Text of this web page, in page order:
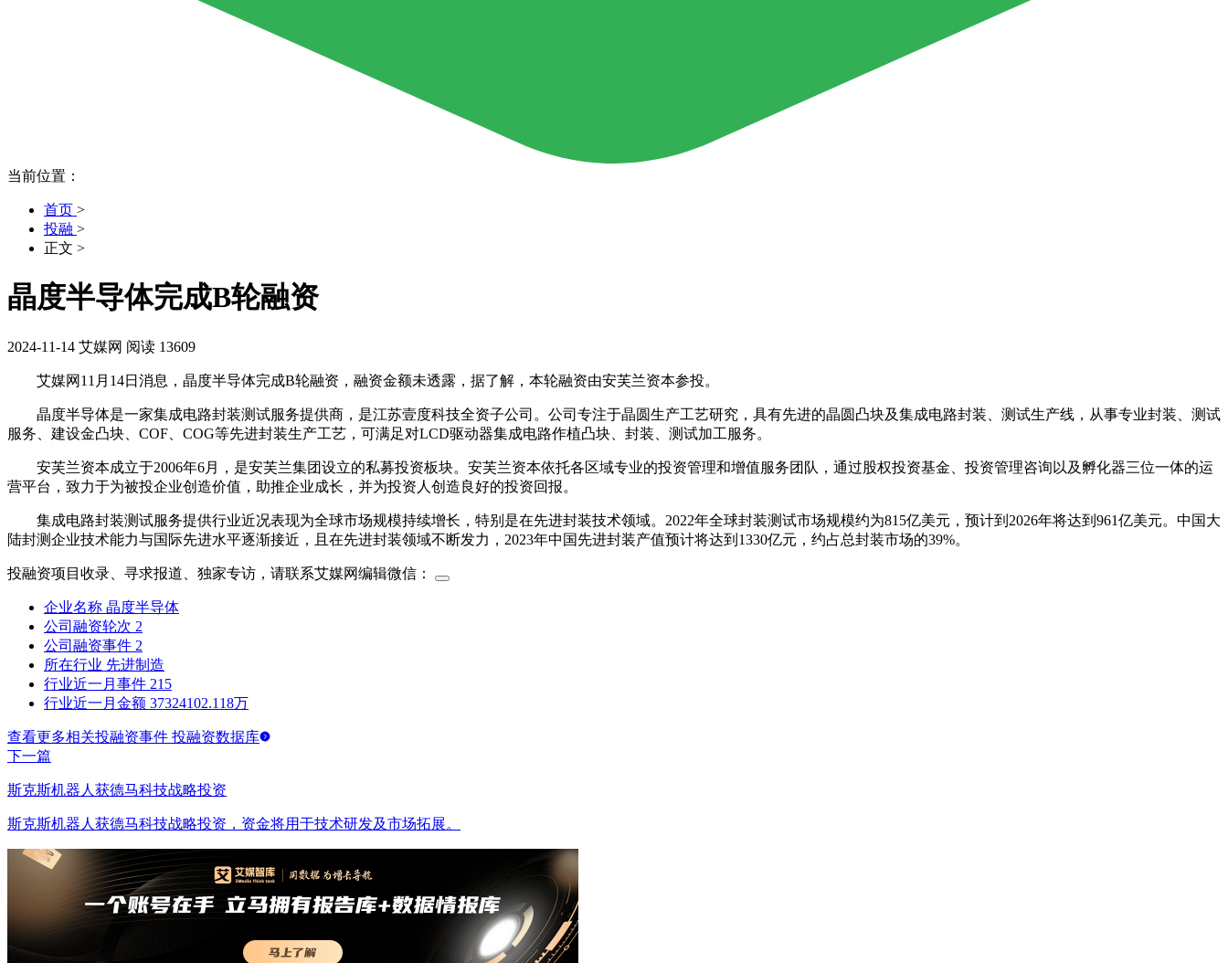
当前位置：
首页 >
投融 >
正文 >
晶度半导体完成B轮融资
2024-11-14 艾媒网 阅读 13609
艾媒网11月14日消息，晶度半导体完成B轮融资，融资金额未透露，据了解，本轮融资由安芙兰资本参投。
晶度半导体是一家集成电路封装测试服务提供商，是江苏壹度科技全资子公司。公司专注于晶圆生产工艺研究，具有先进的晶圆凸块及集成电路封装、测试生产线，从事专业封装、测试
服务、建设金凸块、COF、COG等先进封装生产工艺，可满足对LCD驱动器集成电路作植凸块、封装、测试加工服务。
‌安芙兰资本‌成立于2006年6月，是安芙兰集团设立的私募投资板块。安芙兰资本依托各区域专业的投资管理和增值服务团队，通过股权投资基金、投资管理咨询以及孵化器三位一体的运
营平台，致力于为被投企业创造价值，助推企业成长，并为投资人创造良好的投资回报‌。
集成电路封装测试服务提供行业近况表现为全球市场规模持续增长，特别是在先进封装技术领域。2022年全球封装测试市场规模约为815亿美元，预计到2026年将达到961亿美元。中国大
陆封测企业技术能力与国际先进水平逐渐接近，且在先进封装领域不断发力，2023年中国先进封装产值预计将达到1330亿元，约占总封装市场的39%。
投融资项目收录、寻求报道、独家专访，请联系艾媒网编辑微信：
企业名称 晶度半导体
公司融资轮次 2
公司融资事件 2
所在行业 先进制造
行业近一月事件 215
行业近一月金额 37324102.118万
查看更多相关投融资事件 投融资数据库
下一篇
斯克斯机器人获德马科技战略投资
斯克斯机器人获德马科技战略投资，资金将用于技术研发及市场拓展。